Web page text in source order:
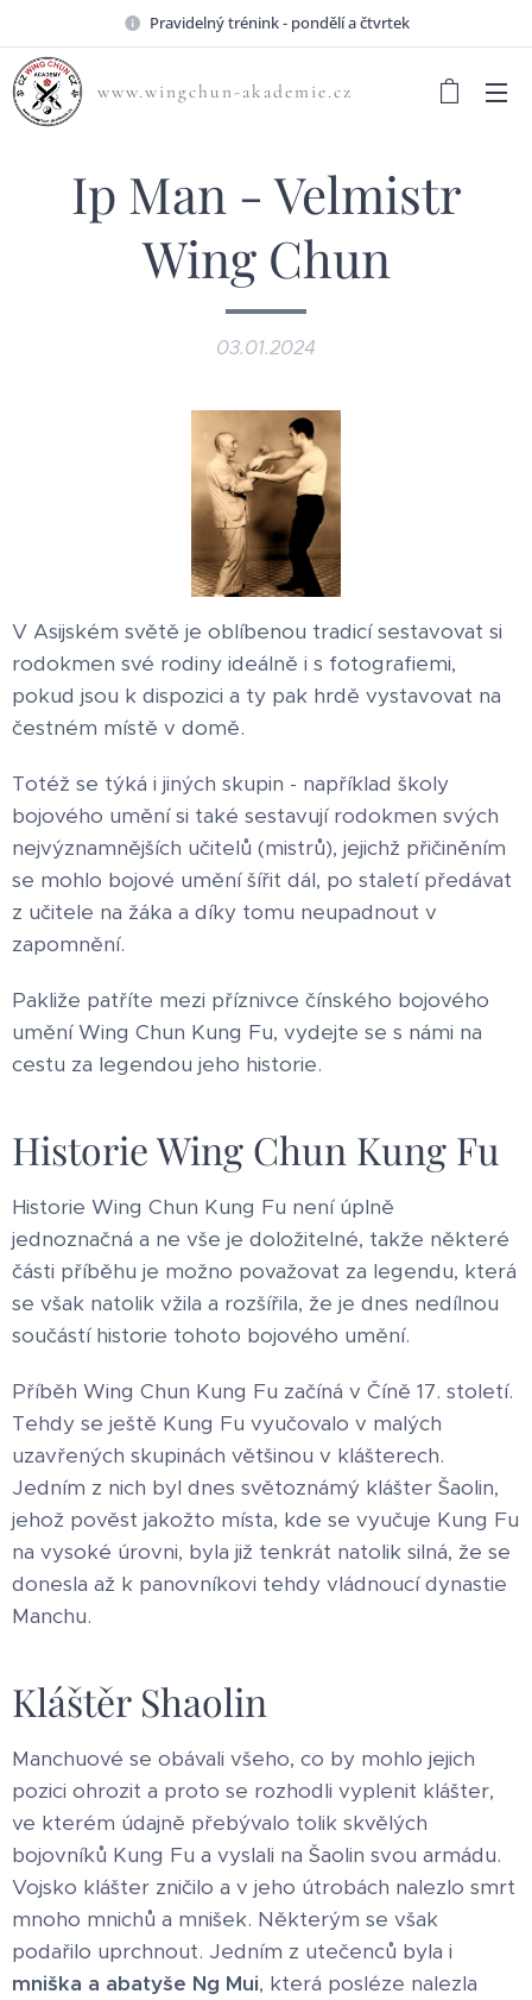
Pravidelný trénink - pondělí a čtvrtek
www.wingchun-akademie.cz
Ip Man - Velmistr
Wing Chun
03.01.2024
V Asijském světě je oblíbenou tradicí sestavovat si
rodokmen své rodiny ideálně i s fotografiemi,
pokud jsou k dispozici a ty pak hrdě vystavovat na
čestném místě v domě.
Totéž se týká i jiných skupin - například školy
bojového umění si také sestavují rodokmen svých
nejvýznamnějších učitelů (mistrů), jejichž přičiněním
se mohlo bojové umění šířit dál, po staletí předávat
z učitele na žáka a díky tomu neupadnout v
zapomnění.
Pakliže patříte mezi příznivce čínského bojového
umění Wing Chun Kung Fu, vydejte se s námi na
cestu za legendou jeho historie.
Historie Wing Chun Kung Fu
Historie Wing Chun Kung Fu není úplně
jednoznačná a ne vše je doložitelné, takže některé
části příběhu je možno považovat za legendu, která
se však natolik vžila a rozšířila, že je dnes nedílnou
součástí historie tohoto bojového umění.
Příběh Wing Chun Kung Fu začíná v Číně 17. století.
Tehdy se ještě Kung Fu vyučovalo v malých
uzavřených skupinách většinou v klášterech.
Jedním z nich byl dnes světoznámý klášter Šaolin,
jehož pověst jakožto místa, kde se vyučuje Kung Fu
na vysoké úrovni, byla již tenkrát natolik silná, že se
donesla až k panovníkovi tehdy vládnoucí dynastie
Manchu.
Kláštěr Shaolin
Manchuové se obávali všeho, co by mohlo jejich
pozici ohrozit a proto se rozhodli vyplenit klášter,
ve kterém údajně přebývalo tolik skvělých
bojovníků Kung Fu a vyslali na Šaolin svou armádu.
Vojsko klášter zničilo a v jeho útrobách nalezlo smrt
mnoho mnichů a mnišek. Některým se však
podařilo uprchnout. Jedním z utečenců byla i
mniška a abatyše Ng Mui, která posléze nalezla